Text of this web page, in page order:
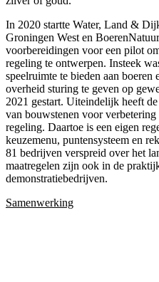
In 2020 startte Water, Land &
Groningen West en
voorbereidingen voor een pilot
regeling te ontwerpen. Insteek
speelruimte te bieden aan boeren
overheid sturing te geven op
2021 gestart. Uiteindelijk heeft
van bouwstenen voor
regeling. Daartoe is een eigen
keuzemenu, puntensysteem en
81 bedrijven verspreid over het
maatregelen zijn ook in de
demonstratiebedrijven.
Samenwerking